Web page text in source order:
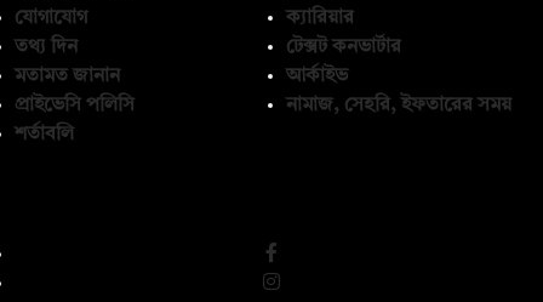
যোগাযোগ
তথ্য দিন
মতামত জানান
প্রাইভেসি পলিসি
শর্তাবলি
ক্যারিয়ার
টেক্সট কনভার্টার
আর্কাইভ
নামাজ, সেহরি, ইফতারের সময়